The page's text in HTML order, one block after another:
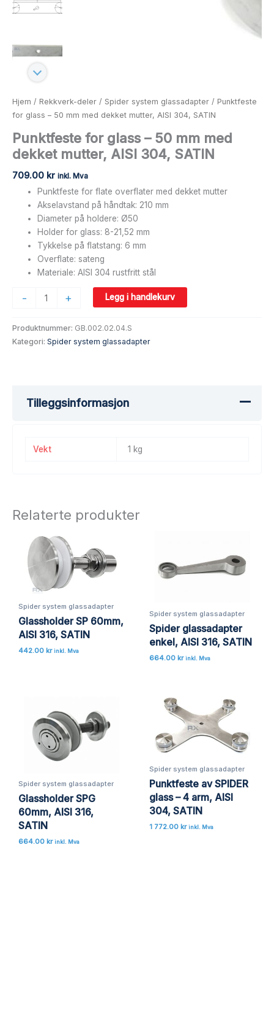
Hjem / Rekkverk-deler / Spider system glassadapter / Punktfeste
for glass – 50 mm med dekket mutter, AISI 304, SATIN
Punktfeste for glass – 50 mm med
dekket mutter, AISI 304, SATIN
709.00 kr inkl. Mva
Punktfeste for flate overflater med dekket mutter
Akselavstand på håndtak: 210 mm
Diameter på holdere: Ø50
Holder for glass: 8-21,52 mm
Tykkelse på flatstang: 6 mm
Overflate: sateng
Materiale: AISI 304 rustfritt stål
-
SATIN
+ Legg i handlekurv
Produktnummer: GB.002.02.04.S
Kategori: Spider system glassadapter
Tilleggsinformasjon
Vekt 1 kg
Relaterte produkter
Spider system glassadapter
Glassholder SP 60mm,
AISI 316, SATIN
442.00 kr inkl. Mva
Spider system glassadapter
Spider glassadapter
enkel, AISI 316, SATIN
664.00 kr inkl. Mva
Spider system glassadapter
Glassholder SPG
60mm, AISI 316,
SATIN
664.00 kr inkl. Mva
Spider system glassadapter
Punktfeste av SPIDER
glass – 4 arm, AISI
304, SATIN
1 772.00 kr inkl. Mva